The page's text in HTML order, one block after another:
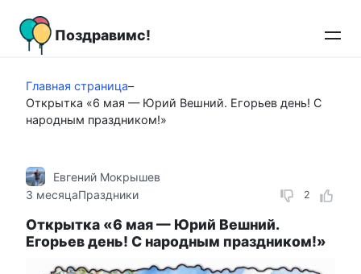
контенту
Поздравимс!
Главная страница–
Открытка «6 мая — Юрий Вешний. Егорьев день! С
народным праздником!»
2
Евгений Мокрышев
3 месяцаПраздники
Открытка «6 мая — Юрий Вешний.
Егорьев день! С народным праздником!»